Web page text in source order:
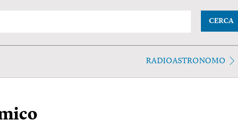
CERCA
RADIOASTRONOMO